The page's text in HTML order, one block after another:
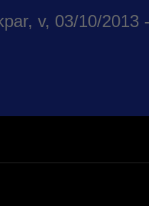
, v, 03/10/2013